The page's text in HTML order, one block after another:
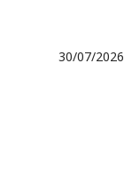
30/07/2026